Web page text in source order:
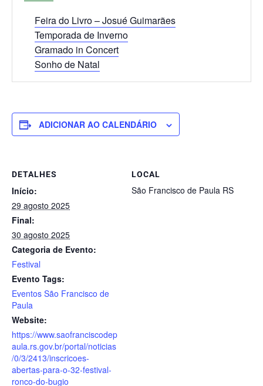
Feira do Livro – Josué Guimarães
Temporada de Inverno
Gramado in Concert
Sonho de Natal
ADICIONAR AO CALENDÁRIO
DETALHES
Início:
29 agosto 2025
Final:
30 agosto 2025
Categoria de Evento:
Festival
Evento Tags:
Eventos São Francisco de
Paula
Website:
https://www.saofranciscodep
aula.rs.gov.br/portal/noticias
/0/3/2413/inscricoes-
abertas-para-o-32-festival-
ronco-do-bugio
LOCAL
São Francisco de Paula RS